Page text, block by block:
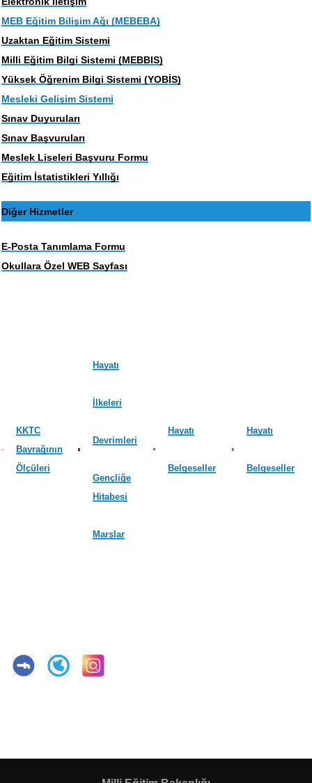
MEB Eğitim Bilişim Ağı (MEBEBA)
Uzaktan Eğitim Sistemi
Milli Eğitim Bilgi Sistemi (MEBBIS)
Yüksek Öğrenim Bilgi Sistemi (YOBİS)
Mesleki Gelişim Sistemi
Sınav Duyuruları
Sınav Başvuruları
Meslek Liseleri Başvuru Formu
Eğitim İstatistikleri Yıllığı
Diğer Hizmetler
E-Posta Tanımlama Formu
Okullara Özel WEB Sayfası
KKTC
Bayrağının
Ölçüleri
Hayatı
İlkeleri
Devrimleri
Gençliğe
Hitabesi
Marşlar
Hayatı
Belgeseller
Hayatı
Belgeseller